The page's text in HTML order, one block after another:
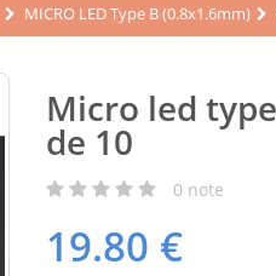
MICRO LED Type B (0.8x1.6mm)
Micro led
de 10
0 note
19.80 €